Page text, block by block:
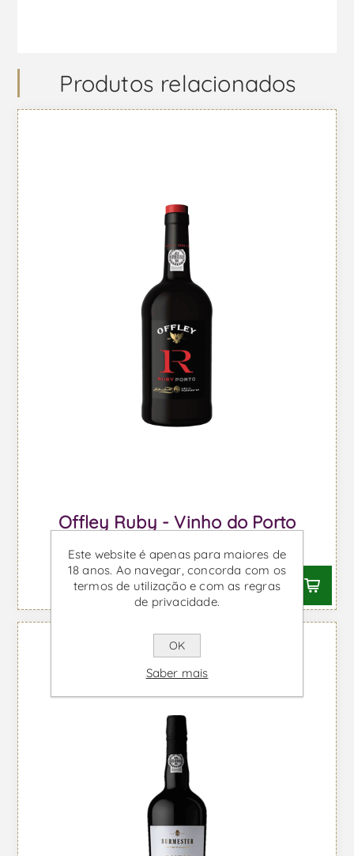
Produtos relacionados
Offley Ruby - Vinho do Porto
Desde €6,42 IVA incl.
Este website é apenas para maiores de
18 anos. Ao navegar, concorda com os
termos de utilização e com as regras
de privacidade.
OK
Saber mais